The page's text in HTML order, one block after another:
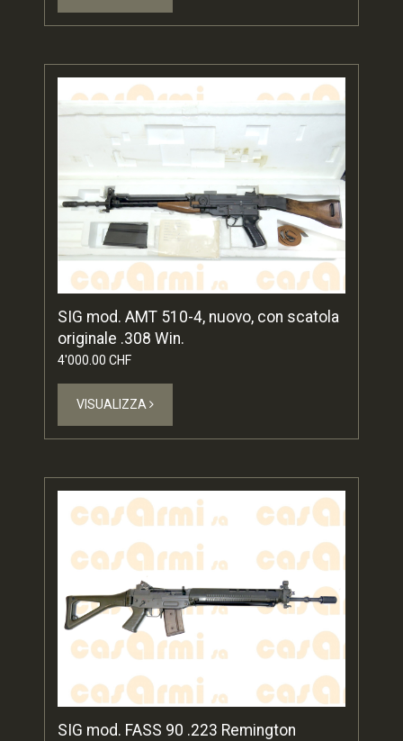
SIG mod. AMT 510-4, nuovo, con scatola
originale .308 Win.
4'000.00 CHF
VISUALIZZA
SIG mod. FASS 90 .223 Remington